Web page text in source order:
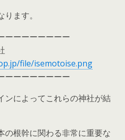
ます。
ーーーーーーーー
file/isemotoise.png
ーーーーーーーー
ンによってこれらの神社が結
の根幹に関わる非常に重要な